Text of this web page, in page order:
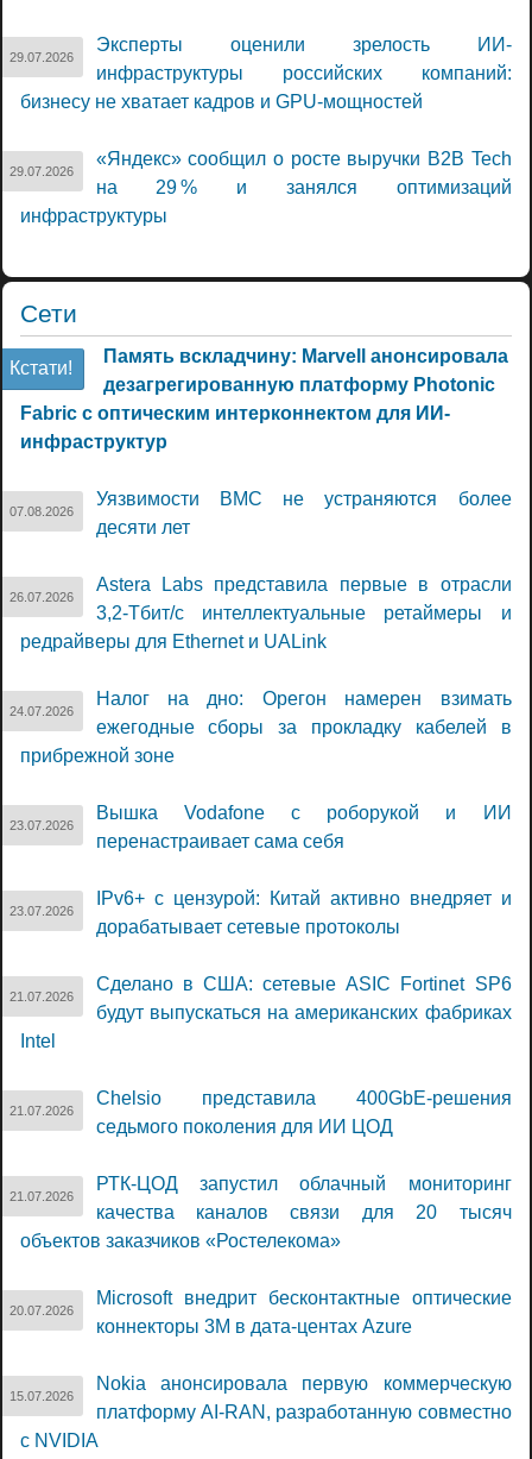
29.07.2026
Эксперты оценили зрелость ИИ-
инфраструктуры российских компаний:
бизнесу не хватает кадров и GPU-мощностей
29.07.2026
«Яндекс» сообщил о росте выручки B2B Tech
на 29 % и занялся оптимизаций
инфраструктуры
Сети
Кстати!
Память вскладчину: Marvell анонсировала
дезагрегированную платформу Photonic
Fabric с оптическим интерконнектом для ИИ-
инфраструктур
07.08.2026
Уязвимости BMC не устраняются более
десяти лет
26.07.2026
Astera Labs представила первые в отрасли
3,2-Тбит/с интеллектуальные ретаймеры и
редрайверы для Ethernet и UALink
24.07.2026
Налог на дно: Орегон намерен взимать
ежегодные сборы за прокладку кабелей в
прибрежной зоне
23.07.2026
Вышка Vodafone с роборукой и ИИ
перенастраивает сама себя
23.07.2026
IPv6+ с цензурой: Китай активно внедряет и
дорабатывает сетевые протоколы
21.07.2026
Сделано в США: сетевые ASIC Fortinet SP6
будут выпускаться на американских фабриках
Intel
21.07.2026
Chelsio представила 400GbE-решения
седьмого поколения для ИИ ЦОД
21.07.2026
РТК-ЦОД запустил облачный мониторинг
качества каналов связи для 20 тысяч
объектов заказчиков «Ростелекома»
20.07.2026
Microsoft внедрит бесконтактные оптические
коннекторы 3M в дата-центах Azure
15.07.2026
Nokia анонсировала первую коммерческую
платформу AI-RAN, разработанную совместно
с NVIDIA